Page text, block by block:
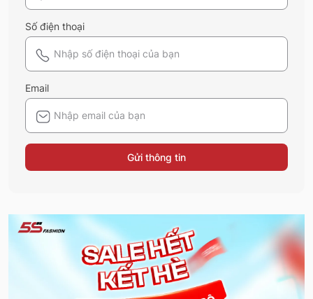
Số điện thoại
Email
Gửi thông tin